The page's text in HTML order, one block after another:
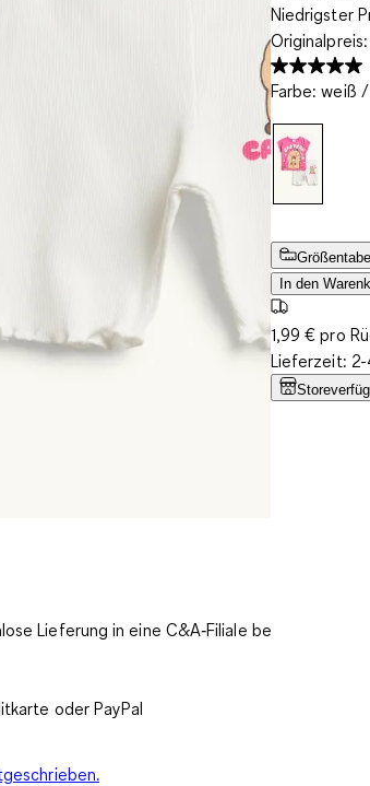
Lieferung in eine C&A‑Filiale bereits
oder PayPal
Niedrigster
Originalpreis:
Farbe: weiß
In den
1,99 € pro
Lieferzeit: